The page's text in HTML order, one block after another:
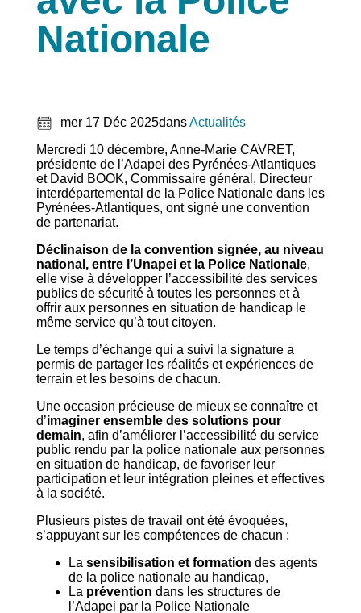
Nationale
mer 17 Déc 2025dansActualités
Mercredi 10 décembre, Anne-Marie CAVRET,
présidente de l’Adapei des Pyrénées-Atlantiques
et David BOOK, Commissaire général, Directeur
interdépartemental de la Police Nationale dans les
Pyrénées-Atlantiques, ont signé une convention
de partenariat.
Déclinaison de la convention signée, au niveau
national, entre l’Unapei et la Police Nationale,
elle vise à développer l’accessibilité des services
publics de sécurité à toutes les personnes et à
offrir aux personnes en situation de handicap le
même service qu’à tout citoyen.
Le temps d’échange qui a suivi la signature a
permis de partager les réalités et expériences de
terrain et les besoins de chacun.
Une occasion précieuse de mieux se connaître et
d’imaginer ensemble des solutions pour
demain, afin d’améliorer l’accessibilité du service
public rendu par la police nationale aux personnes
en situation de handicap, de favoriser leur
participation et leur intégration pleines et effectives
à la société.
Plusieurs pistes de travail ont été évoquées,
s’appuyant sur les compétences de chacun :
La sensibilisation et formation des agents
de la police nationale au handicap,
La prévention dans les structures de
l’Adapei par la Police Nationale